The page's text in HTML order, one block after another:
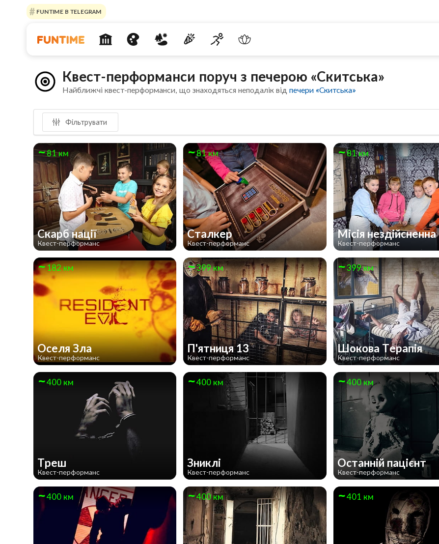
FUNTIME В TELEGRAM
Квест-перформанси поруч з печерою «Скитська»
Найближчі квест-перформанси, що знаходяться неподалік відпечери «Скитська»
Фільтрувати
81 км
Скарб нації
Квест-перформанс
81 км
Сталкер
Квест-перформанс
81 км
Місія нездійсненна
Квест-перформанс
182 км
Оселя Зла
Квест-перформанс
399 км
П'ятниця 13
Квест-перформанс
399 км
Шокова Терапія
Квест-перформанс
400 км
Треш
Квест-перформанс
400 км
Зниклі
Квест-перформанс
400 км
Останній пацієнт
Квест-перформанс
400 км 400 км 401 км